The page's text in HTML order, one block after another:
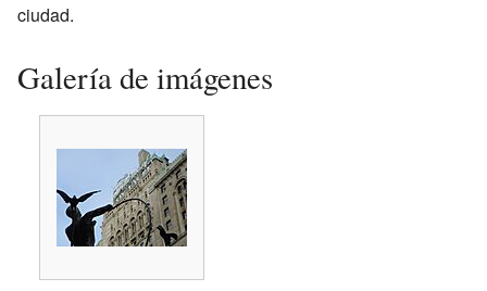
ciudad.
Galería de imágenes